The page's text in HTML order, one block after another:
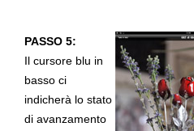
PASSO 5:
Il cursore blu in
basso ci
indicherà lo stato
di avanzamento